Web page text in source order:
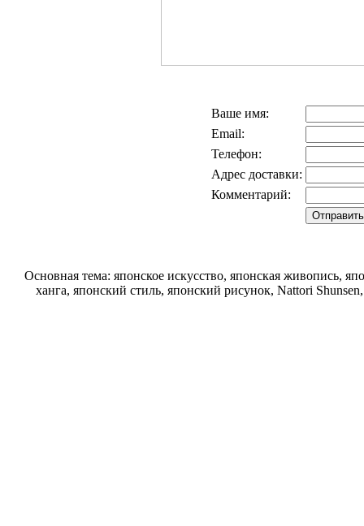
Ваше имя:
Email:
Телефон:
Адрес доставки:
Комментарий:
Основная тема: японское искусство, японская живопись,
ханга, японский стиль, японский рисунок, Nattori